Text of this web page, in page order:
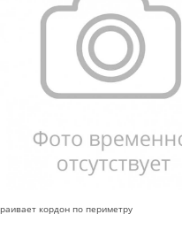
кордон по периметру